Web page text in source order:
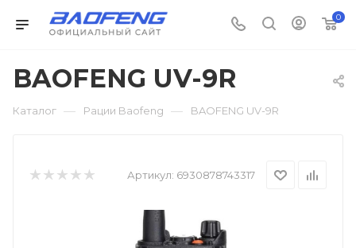
0
BAOFENG UV-9R
Каталог — Рации Baofeng — BAOFENG UV-9R
Артикул: 6930878743317